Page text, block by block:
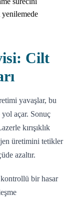
yenilemede
Cilt
yavaşlar, bu
yol açar. Sonuç
kırışıklık
üretimini tetikler
azaltır.
bir hasar